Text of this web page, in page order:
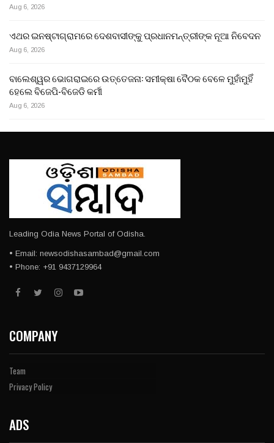
Aug 6, 2026
ଏଥର ଇନଷ୍ଟାଗ୍ରାମରେ ଦେଶବାସୀଙ୍କୁ ପ୍ରଧାନମନ୍ତ୍ରୀଙ୍କ ନୂଆ ନିବେଦନ
Aug 6, 2026
ବାଲେଶ୍ୱର ଭୋଗରାଇରେ ଉତ୍ତେଜନା: ସମୀକ୍ଷା ବୈଠକ ବେଳେ ମୁହାଁମୁହିଁ
ହେଲେ ବିଜେପି-ବିଜେଡି କର୍ମୀ
Aug 6, 2026
Leading Odia News Portal of Odisha.
• Email: newsodishasambad@gmail.com
• Phone: +91 9437129964
COMPANY
Team
Privacy Policy
ADS